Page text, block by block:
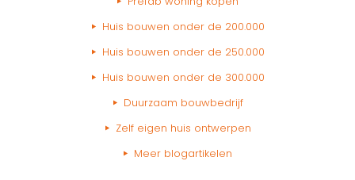
Huis bouwen onder de 200.000
Huis bouwen onder de 250.000
Huis bouwen onder de 300.000
Duurzaam bouwbedrijf
Zelf eigen huis ontwerpen
Meer blogartikelen